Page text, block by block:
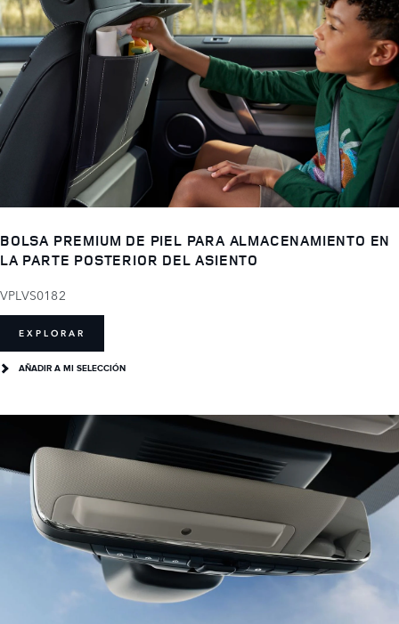
BOLSA PREMIUM DE PIEL PARA ALMACENAMIENTO EN
LA PARTE POSTERIOR DEL ASIENTO
VPLVS0182
EXPLORAR
AÑADIR A MI SELECCIÓN